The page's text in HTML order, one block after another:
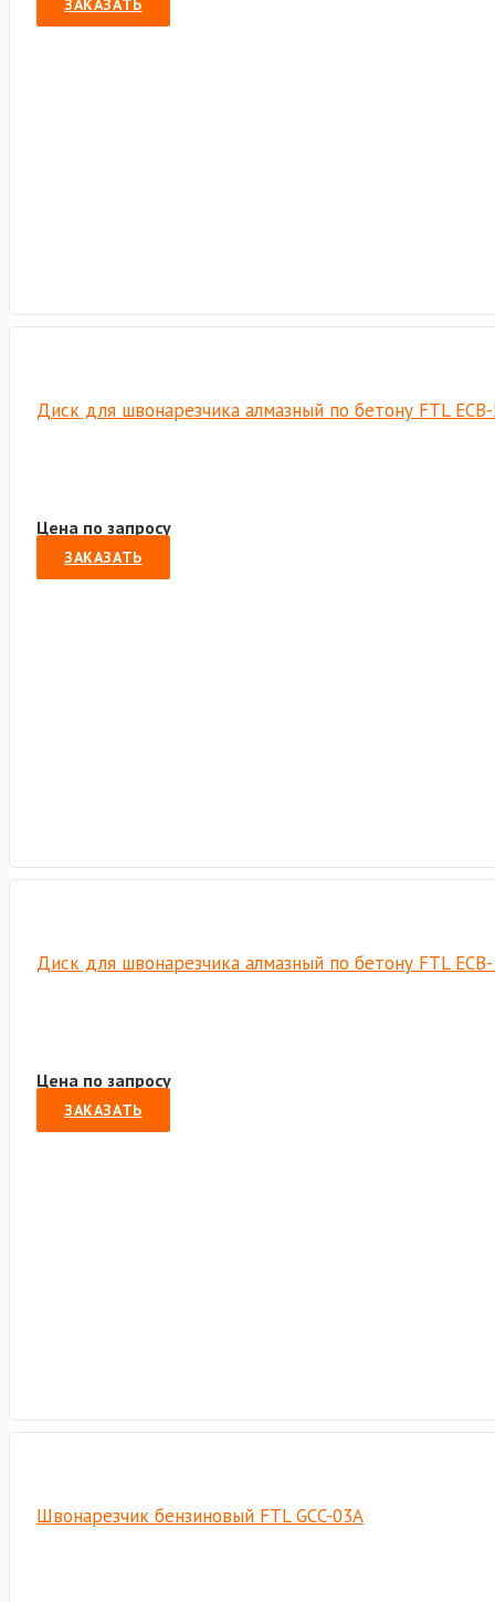
ЗАКАЗАТЬ
Диск для швонарезчика алмазный по бетону FTL
Цена по запросу
ЗАКАЗАТЬ
Диск для швонарезчика алмазный по бетону FTL
Цена по запросу
ЗАКАЗАТЬ
Швонарезчик бензиновый FTL GCC-03A